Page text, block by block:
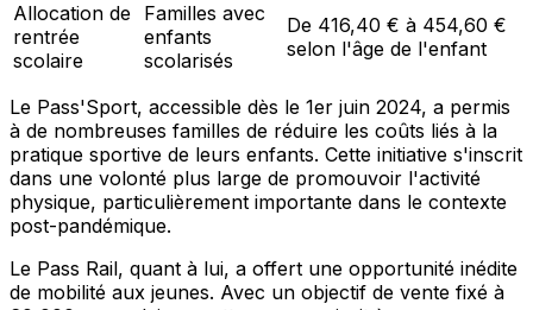
Allocation de
rentrée
scolaire
Familles avec
enfants
scolarisés
De 416,40 € à 454,60 €
selon l'âge de l'enfant
Le Pass'Sport, accessible dès le 1er juin 2024, a permis
à de nombreuses familles de réduire les coûts liés à la
pratique sportive de leurs enfants. Cette initiative s'inscrit
dans une volonté plus large de promouvoir l'activité
physique, particulièrement importante dans le contexte
post-pandémique.
Le Pass Rail, quant à lui, a offert une opportunité inédite
de mobilité aux jeunes. Avec un objectif de vente fixé à